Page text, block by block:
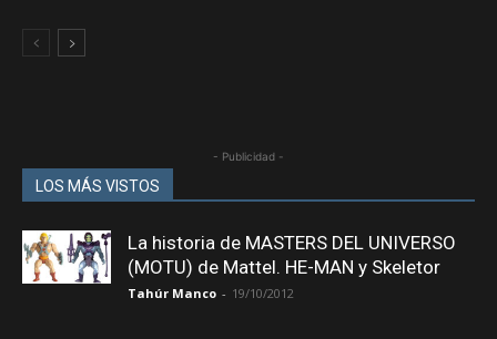
- Publicidad -
LOS MÁS VISTOS
La historia de MASTERS DEL UNIVERSO
(MOTU) de Mattel. HE-MAN y Skeletor
Tahúr Manco - 19/10/2012